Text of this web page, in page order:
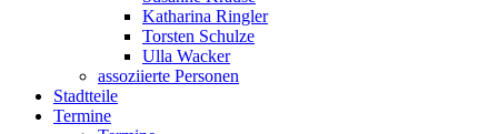
Katharina Ringler
Torsten Schulze
Ulla Wacker
assoziierte Personen
Stadtteile
Termine